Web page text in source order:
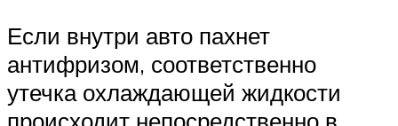
Если внутри авто пахнет
антифризом, соответственно
утечка охлаждающей жидкости